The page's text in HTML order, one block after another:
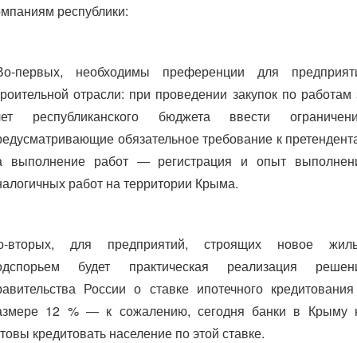
республики:
первых, необходимы преференции для
отрасли: при проведении закупок по работам
республиканского бюджета ввести
обязательное требование к
выполнение работ — регистрация и опыт
работ на территории Крыма.
вторых, для предприятий, строящих новое
будет практическая реализация
России о ставке ипотечного
12 % — к сожалению, сегодня банки в Крыму
кредитовать население по этой ставке.